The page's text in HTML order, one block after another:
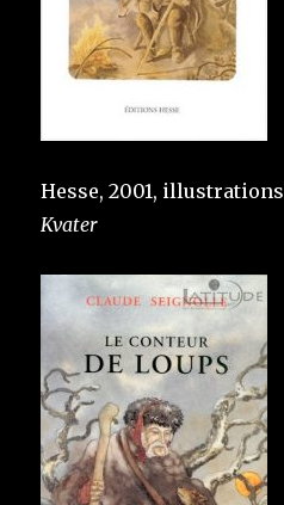
Hesse, 2001, illustrations
Kvater